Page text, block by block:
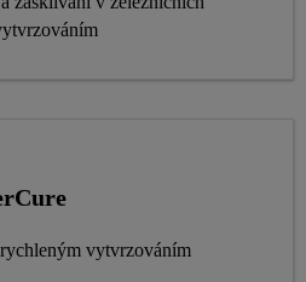
vytvrzováním